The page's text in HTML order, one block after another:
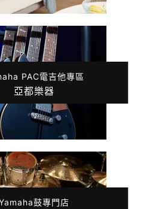
PAC電吉他專區
亞都樂器
鼓專門店